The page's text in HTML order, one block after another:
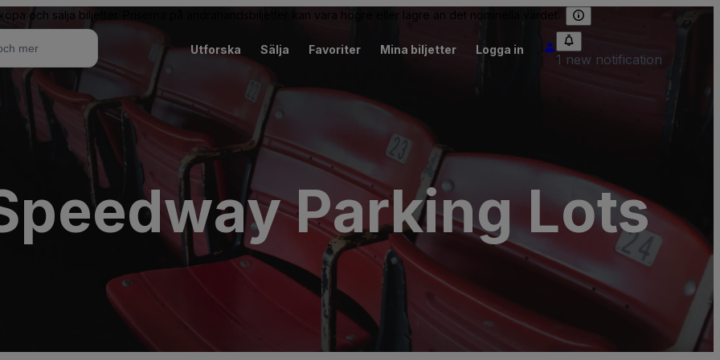
och sälja biljetter. Priserna på andrahandsbiljetter kan vara högre eller lägre än det nominella värdet.
Utforska Sälja Favoriter Mina biljetter Logga in
1 new notification
Parking Lots